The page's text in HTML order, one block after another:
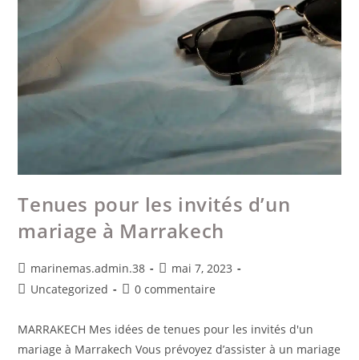
Tenues pour les invités d’un
mariage à Marrakech
marinemas.admin.38
mai 7, 2023
Uncategorized
0 commentaire
MARRAKECH Mes idées de tenues pour les invités d'un
mariage à Marrakech Vous prévoyez d’assister à un mariage